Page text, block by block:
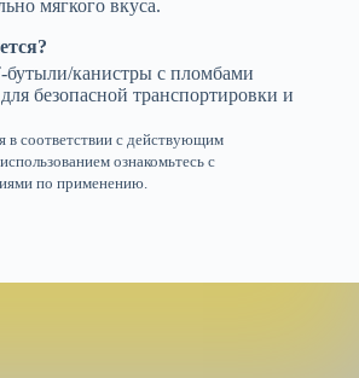
мягкого вкуса.
канистры с пломбами
безопасной транспортировки и
в соответствии с действующим
ознакомьтесь с
по применению.